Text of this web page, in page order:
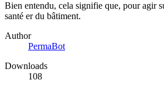
Bien entendu, cela signifie que, pour agir
santé er du bâtiment.
Author
PermaBot
Downloads
108